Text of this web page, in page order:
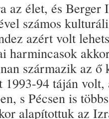
az élet, és Berger
számos
azért volt
harmincasok
származik az ő
1993-94 táján
s Pécsen is
alapítottuk az